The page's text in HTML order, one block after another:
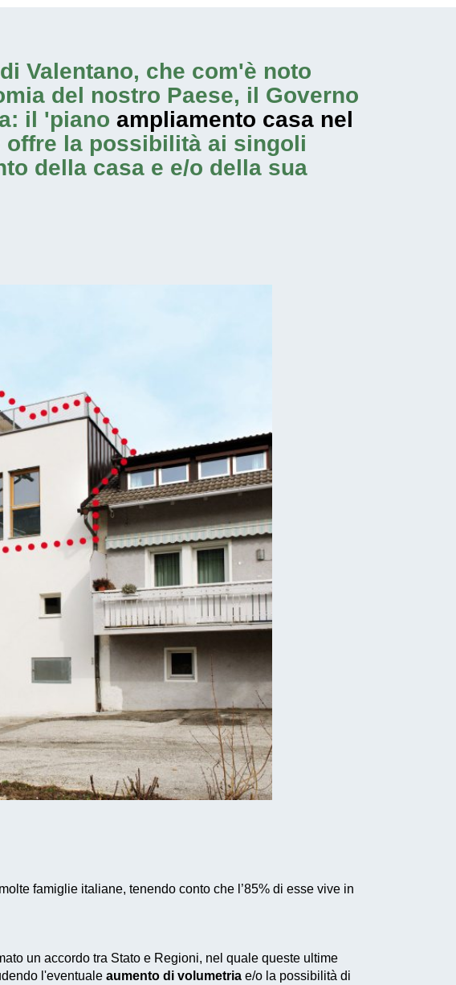
Valentano, che com'è noto
del nostro Paese, il Governo
il 'piano ampliamento casa nel
offre la possibilità ai singoli
della casa e e/o della sua
famiglie italiane, tenendo conto che l’85% di esse vive in
un accordo tra Stato e Regioni, nel quale queste ultime
l'eventuale aumento di volumetria e/o la possibilità di